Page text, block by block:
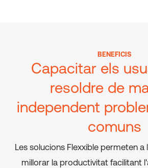
BENEFICIS
Capacitar els
resoldre de
independent
comuns
Les solucions Flexxible permeten
millorar la productivitat facilitant